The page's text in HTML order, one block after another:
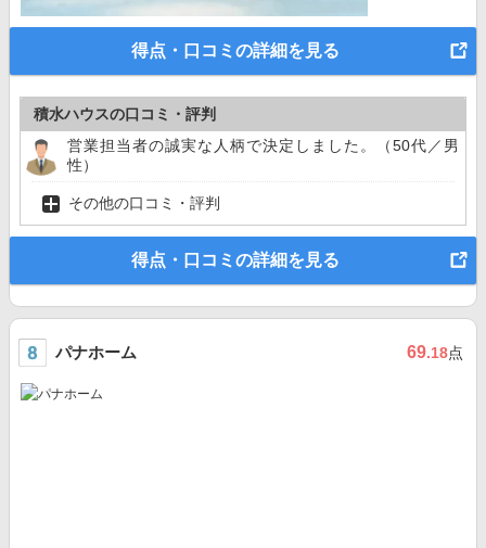
得点・口コミの詳細を見る
積水ハウスの口コミ・評判
営業担当者の誠実な人柄で決定しました。（50代／男
性）
その他の口コミ・評判
得点・口コミの詳細を見る
パナホーム 69.18点